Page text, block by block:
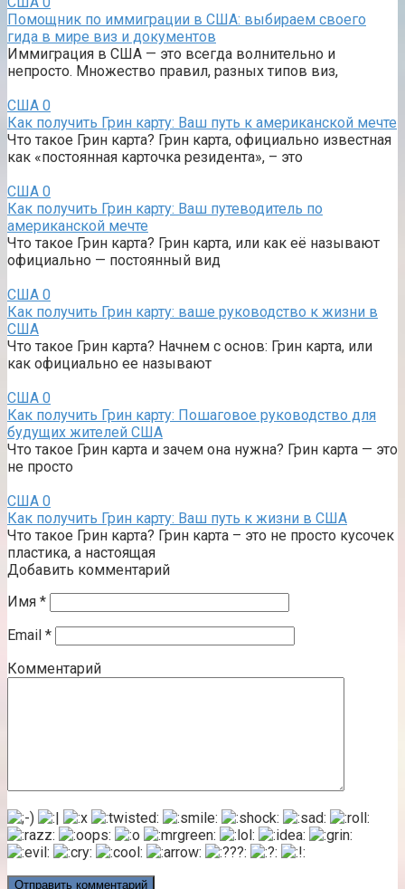
Помощник по иммиграции в США: выбираем своего
гида в мире виз и документов
Иммиграция в США — это всегда волнительно и
непросто. Множество правил, разных типов виз,
США 0
Как получить Грин карту: Ваш путь к американской мечте
Что такое Грин карта? Грин карта, официально известная
как «постоянная карточка резидента», – это
США 0
Как получить Грин карту: Ваш путеводитель по
американской мечте
Что такое Грин карта? Грин карта, или как её называют
официально — постоянный вид
США 0
Как получить Грин карту: ваше руководство к жизни в
США
Что такое Грин карта? Начнем с основ: Грин карта, или
как официально ее называют
США 0
Как получить Грин карту: Пошаговое руководство для
будущих жителей США
Что такое Грин карта и зачем она нужна? Грин карта — это
не просто
США 0
Как получить Грин карту: Ваш путь к жизни в США
Что такое Грин карта? Грин карта – это не просто кусочек
пластика, а настоящая
Добавить комментарий
Имя *
Email *
Комментарий